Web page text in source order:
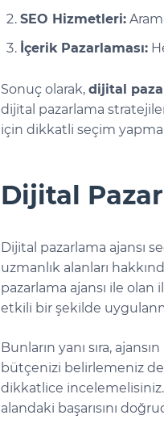
SEO Hizmetleri:
İçerik Pazarlaması:
Sonuç olarak, dijital
dijital pazarlama
için dikkatli seçim
Dijital
Dijital pazarlama ajansı
uzmanlık alanları
pazarlama ajansı ile
etkili bir şekilde
Bunların yanı sıra,
bütçenizi belirlemeniz de
dikkatlice incelemelisiniz.
alandaki başarısını